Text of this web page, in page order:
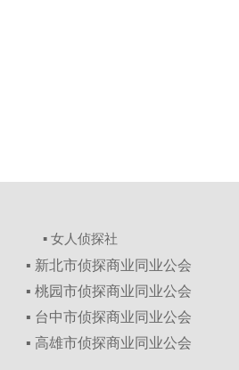
▪ 女人侦探社
▪ 新北市侦探商业同业公会
▪ 桃园市侦探商业同业公会
▪ 台中市侦探商业同业公会
▪ 高雄市侦探商业同业公会